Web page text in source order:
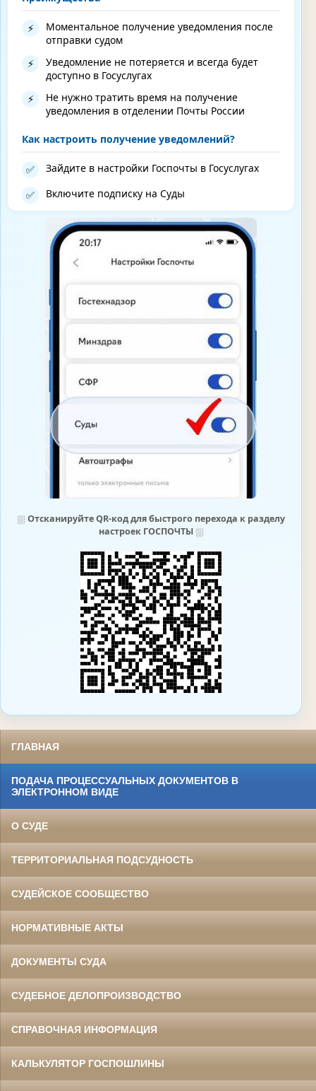
⚡
Моментальное получение уведомления после
отправки судом
⚡
Уведомление не потеряется и всегда будет
доступно в Госуслугах
⚡
Не нужно тратить время на получение
уведомления в отделении Почты России
Как настроить получение уведомлений?
✅ Зайдите в настройки Госпочты в Госуслугах
✅ Включите подписку на Суды
⛆ Отсканируйте QR-код для быстрого перехода к разделу
настроек ГОСПОЧТЫ⛆
ГЛАВНАЯ
ПОДАЧА ПРОЦЕССУАЛЬНЫХ ДОКУМЕНТОВ В
ЭЛЕКТРОННОМ ВИДЕ
О СУДЕ
ТЕРРИТОРИАЛЬНАЯ ПОДСУДНОСТЬ
СУДЕЙСКОЕ СООБЩЕСТВО
НОРМАТИВНЫЕ АКТЫ
ДОКУМЕНТЫ СУДА
СУДЕБНОЕ ДЕЛОПРОИЗВОДСТВО
СПРАВОЧНАЯ ИНФОРМАЦИЯ
КАЛЬКУЛЯТОР ГОСПОШЛИНЫ